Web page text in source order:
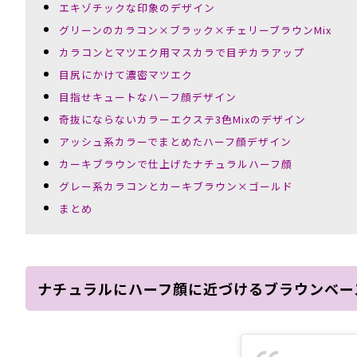
エキゾチックな印象のデザイン
グリーンのカラコン×ブラック×チェリーブラウンMix
カラコンとマツエク用マスカラで目ヂカラアップ
目尻にかけて濃密マツエク
目指せキュートなハーフ顔デザイン
奇抜にならないカラーエクステ3色Mixのデザイン
アッシュ系カラーでまとめたハーフ顔デザイン
カーキブラウンで仕上げたナチュラルハーフ顔
グレー系カラコンとカーキブラウン×ゴールド
まとめ
ナチュラルにハーフ顔に近づけるブラウンベ